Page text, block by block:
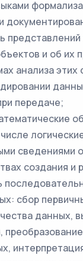
и об их
анализа этих
передаче;
сведениями
создания и
сбор
данных,